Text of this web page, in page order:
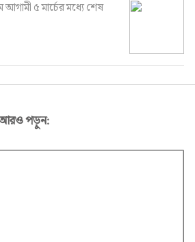
আগামী ৫ মার্চের মধ্যে শেষ
আরও পড়ুন: